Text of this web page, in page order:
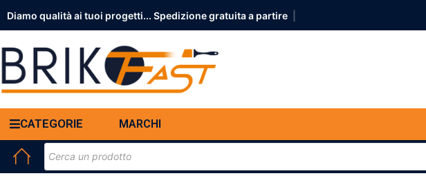
Diamo qualità ai tuoi progetti... Spedizione grat |
CATEGORIE MARCHI